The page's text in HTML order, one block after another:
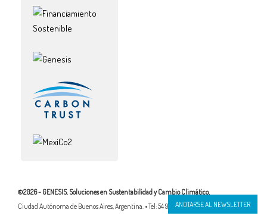
©2026 - GENESIS. Soluciones en Sustentabilidad y Cambio Climático.
Ciudad Autónoma de Buenos Aires, Argentina. • Tel: 54 911 4172 5486 / 54.911 3520.2929
ANOTARSE AL NEWSLETTER